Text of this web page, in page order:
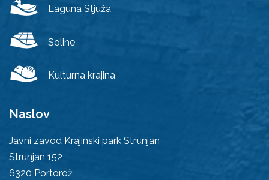
Laguna Stjuža
Soline
Kulturna krajina
Naslov
Javni zavod Krajinski park Strunjan
Strunjan 152
6320 Portorož